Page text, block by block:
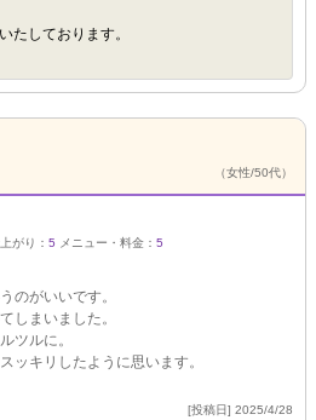
たしております。
（女性/50代）
がり： 5 メニュー・料金： 5
のがいいです。
しまいました。
ツルに。
ッキリしたように思います。
[投稿日] 2025/4/28